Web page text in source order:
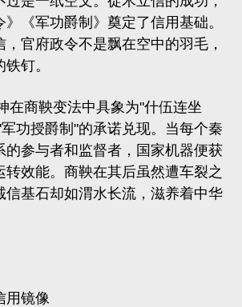
《军功爵制》奠定了信用基础。
官府政令不是飘在空中的羽毛，
钉。
商鞅变法中具象为"什伍连坐
功授爵制"的承诺兑现。当每个秦
的参与者和监督者，国家机器便获
转效能。商鞅在其后虽然遭车裂之
信基石却如渭水长流，滋养着中华
用镜像